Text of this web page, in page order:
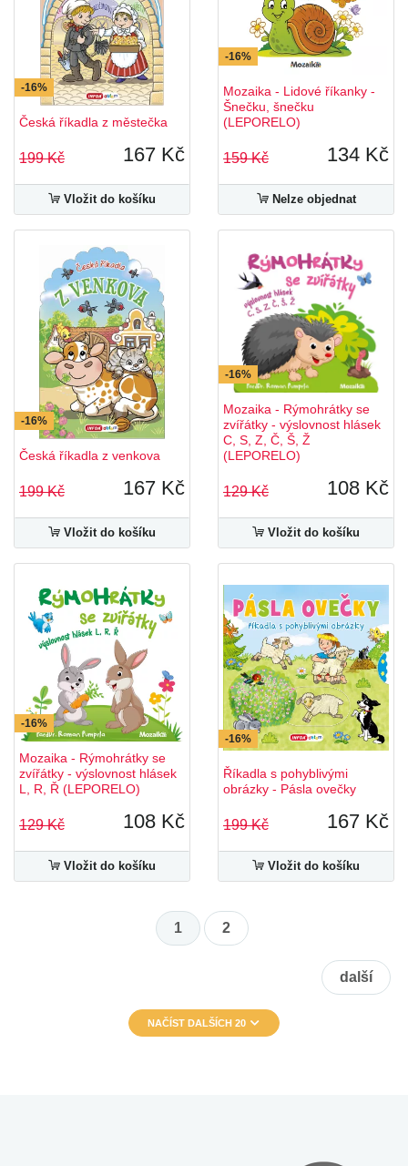
-16%
Česká říkadla z městečka
199 Kč 167 Kč
Vložit do košíku
-16%
Mozaika - Lidové říkanky -
Šnečku, šnečku
(LEPORELO)
159 Kč 134 Kč
Nelze objednat
-16%
Česká říkadla z venkova
199 Kč 167 Kč
Vložit do košíku
-16%
Mozaika - Rýmohrátky se
zvířátky - výslovnost hlásek
C, S, Z, Č, Š, Ž
(LEPORELO)
129 Kč 108 Kč
Vložit do košíku
-16%
Mozaika - Rýmohrátky se
zvířátky - výslovnost hlásek
L, R, Ř (LEPORELO)
129 Kč 108 Kč
Vložit do košíku
-16%
Říkadla s pohyblivými
obrázky - Pásla ovečky
199 Kč 167 Kč
Vložit do košíku
1 2
další
NAČÍST DALŠÍCH 20